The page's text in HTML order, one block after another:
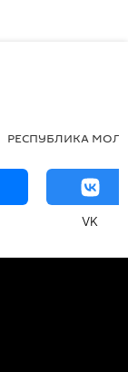
РЕСПУБЛИКА
VK